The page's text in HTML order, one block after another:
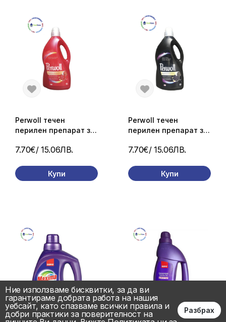
7.70€/ 15.06ЛВ.
Perwoll течен
перилен препарат за
пранета/ 3.96 л.
Купи
7.70€/ 15.06ЛВ.
Perwoll течен
перилен препарат за
72 пранета/ 3.96 л.
Купи
Ние използваме бисквитки, за да ви
гарантираме добрата работа на нашия
уебсайт, като спазваме всички правила и
добри практики за поверителност на
Разбрах